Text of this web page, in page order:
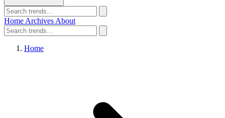
Home Archives About
Home